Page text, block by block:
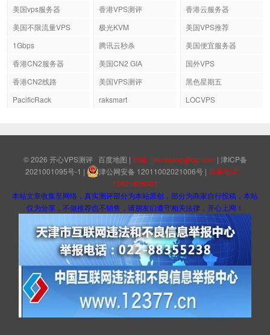
美国vps服务器
香港VPS测评
香港云服务器
美国不限流量VPS
极光KVM
美国VPS推荐
1Gbps
腾讯云秒杀
美国便宜服务器
香港CN2服务器
美国CN2 GIA
国外VPS
香港CN2线路
美国VPS测评
黑色星期五
PacificRack
raksmart LOCVPS
© 2026 开心VPS测评 百度地图 | 邮箱：kxceping@qq.com | 津ICP备
2021001095号-1 | 津公网安备 12011002021006号 | 联系电话：
13821836301
本站文章收集至网络，真实测评部分为本站原创，部分为商家自行投稿，本站
仅为分享，不做推荐也不销售，请朋友们遵守相关法律，开心上网！